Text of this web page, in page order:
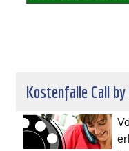
Kostenfalle Call by